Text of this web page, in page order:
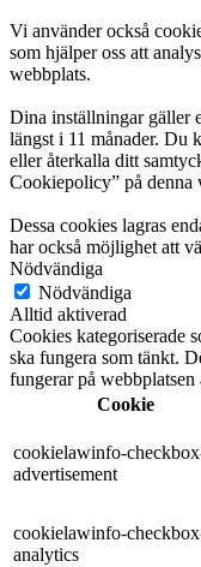
Vi använder också
som hjälper oss att
webbplats.
Dina inställningar gäller
längst i 11 månader. Du
eller återkalla ditt
Cookiepolicy” på denna
Dessa cookies lagras
har också möjlighet att
Nödvändiga
Nödvändiga
Alltid aktiverad
Cookies kategoriserade
ska fungera som tänkt.
fungerar på webbplatsen
Cookie
cookielawinfo-
advertisement
cookielawinfo-
analytics